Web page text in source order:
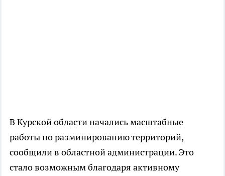
В Курской области начались масштабные
работы по разминированию территорий,
сообщили в областной администрации. Это
стало возможным благодаря активному